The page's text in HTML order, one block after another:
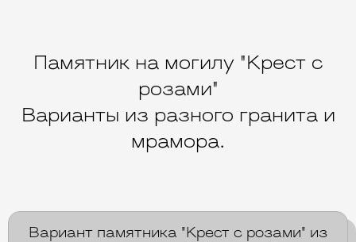
Памятник на могилу "Крест с
розами"
Варианты из разного гранита и
мрамора.
Вариант памятника "Крест с розами" из